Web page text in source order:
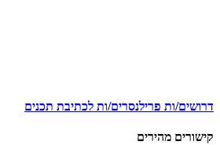
דרושים/ות פרילנסרים/ות לכתיבת תכנים
קישורים מהירים